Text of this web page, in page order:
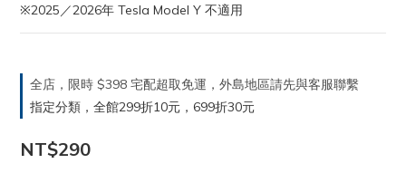
※2025／2026年 Tesla Model Y 不適用
全店，限時 $398 宅配超取免運，外島地區請先與客服聯繫
指定分類，全館299折10元，699折30元
NT$290